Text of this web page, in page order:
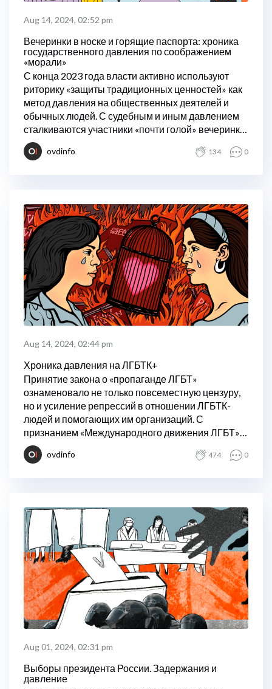
Aug 14, 2024, 02:52 pm
Вечеринки в носке и горящие паспорта: хроника
государственного давления по соображением
«морали»
С конца 2023 года власти активно используют
риторику «защиты традиционных ценностей» как
метод давления на общественных деятелей и
обычных людей. С судебным и иным давлением
сталкиваются участники «почти голой» вечеринки
Анастасии Ивлеевой и другие люди, якобы
совершающие «аморальные» поступки.
ovdinfo 134 0
Aug 14, 2024, 02:44 pm
Хроника давления на ЛГБТК+
Принятие закона о «пропаганде ЛГБТ»
ознаменовало не только повсеместную цензуру,
но и усиление репрессий в отношении ЛГБТК-
людей и помогающих им организаций. С
признанием «Международного движения ЛГБТ»
«экстремистской организацией» это давление
снова усилилось.
ovdinfo 474 0
Aug 01, 2024, 02:31 pm
Выборы президента России. Задержания и
давление